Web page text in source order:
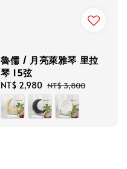
魯儒 / 月亮萊雅琴 里拉
琴 15弦
Sale
price
NT$ 2,980 Regular
price
NT$ 3,800